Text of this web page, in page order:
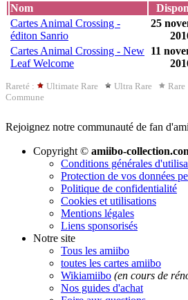
Nom
Cartes Animal Crossing -
éditon Sanrio
25
Cartes Animal Crossing - New
Leaf Welcome
11
Rareté : Ultimate Rare Ultra Rare Rare
Commune
Rejoignez notre communauté de fan
Copyright © amiibo-
Conditions générales
Protection de vos données
Politique de confidentialité
Cookies et utilisations
Mentions légales
Liens sponsorisés
Notre site
Tous les amiibo
toutes les cartes amiibo
Wikiamiibo (en cours de
Nos guides d'achat